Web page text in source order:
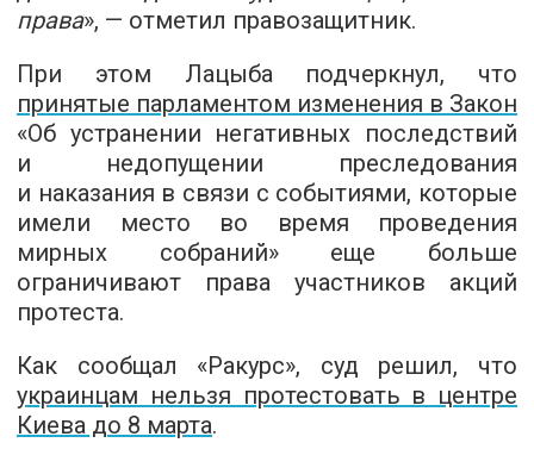
права», — отметил правозащитник.
При этом Лацыба подчеркнул, что
принятые парламентом изменения в Закон
«Об устранении негативных последствий
и недопущении преследования
и наказания в связи с событиями, которые
имели место во время проведения
мирных собраний» еще больше
ограничивают права участников акций
протеста.
Как сообщал «Ракурс», суд решил, что
украинцам нельзя протестовать в центре
Киева до 8 марта.